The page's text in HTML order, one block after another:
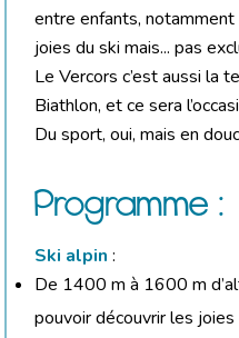
entre enfants,
joies du ski mais... pas
Le Vercors c’est aussi la
Biathlon, et ce sera
Du sport, oui, mais en
Programme :
Ski alpin :
De 1400 m à 1600 m
pouvoir découvrir les